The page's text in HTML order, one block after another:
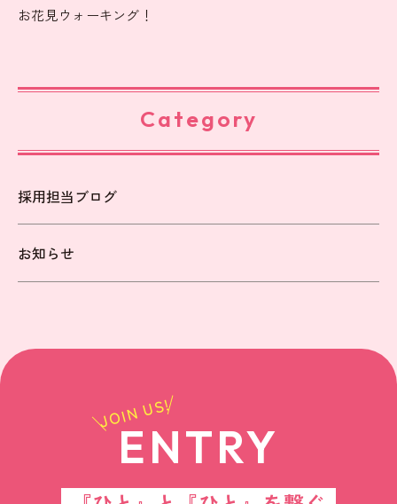
お花見ウォーキング！
Category
採用担当ブログ
お知らせ
JOIN US!
ENTRY